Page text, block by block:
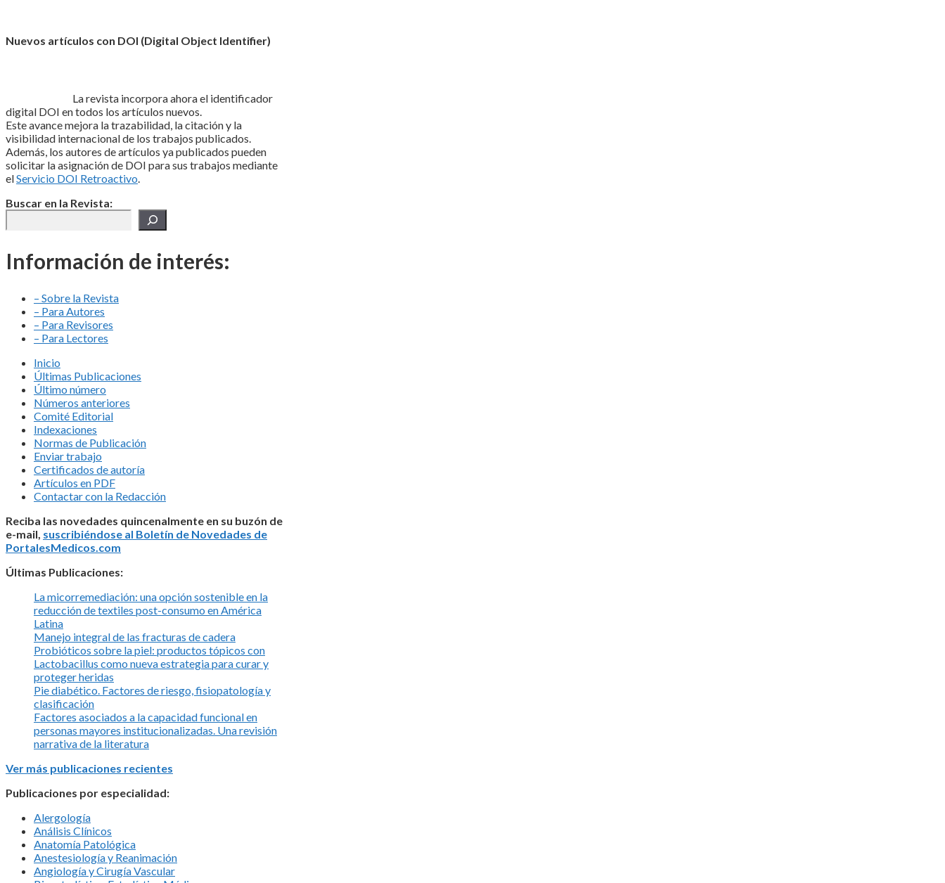
Nuevos artículos con DOI (Digital Object Identifier)
La revista incorpora ahora el identificador
digital DOI en todos los artículos nuevos.
Este avance mejora la trazabilidad, la citación y la
visibilidad internacional de los trabajos publicados.
Además, los autores de artículos ya publicados pueden
solicitar la asignación de DOI para sus trabajos mediante
elServicio DOI Retroactivo.
Buscar en la Revista:
Información de interés:
– Sobre la Revista
– Para Autores
– Para Revisores
– Para Lectores
Inicio
Últimas Publicaciones
Último número
Números anteriores
Comité Editorial
Indexaciones
Normas de Publicación
Enviar trabajo
Certificados de autoría
Artículos en PDF
Contactar con la Redacción
Reciba las novedades quincenalmente en su buzón de
e-mail, suscribiéndose al Boletín de Novedades de
PortalesMedicos.com
Últimas Publicaciones:
La micorremediación: una opción sostenible en la
reducción de textiles post-consumo en América
Latina
Manejo integral de las fracturas de cadera
Probióticos sobre la piel: productos tópicos con
Lactobacillus como nueva estrategia para curar y
proteger heridas
Pie diabético. Factores de riesgo, fisiopatología y
clasificación
Factores asociados a la capacidad funcional en
personas mayores institucionalizadas. Una revisión
narrativa de la literatura
Ver más publicaciones recientes
Publicaciones por especialidad:
Alergología
Análisis Clínicos
Anatomía Patológica
Anestesiología y Reanimación
Angiología y Cirugía Vascular